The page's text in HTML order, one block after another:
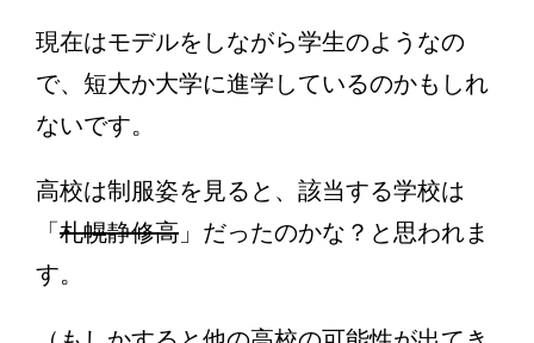
現在はモデルをしながら学生のようなの
で、短大か大学に進学しているのかもしれ
ないです。
高校は制服姿を見ると、該当する学校は
「札幌静修高 」だったのかな？と思われま
す。